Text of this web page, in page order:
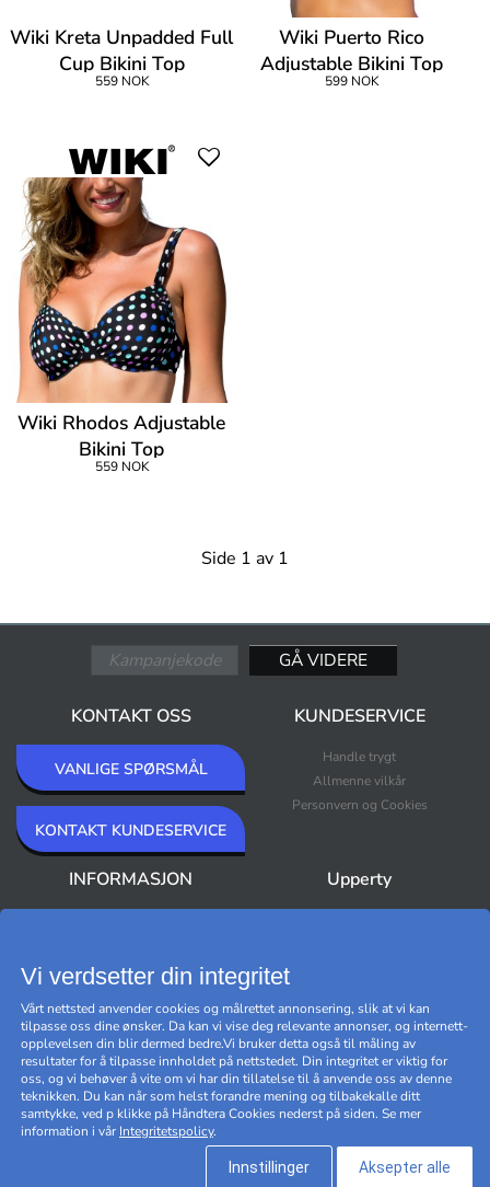
Wiki Kreta Unpadded Full
Cup Bikini Top
559 NOK
Wiki Puerto Rico
Adjustable Bikini Top
599 NOK
Wiki Rhodos Adjustable
Bikini Top
559 NOK
Side 1 av 1
KONTAKT OSS
VANLIGE SPØRSMÅL
KONTAKT KUNDESERVICE
KUNDESERVICE
Handle trygt
Allmenne vilkår
Personvern og Cookies
INFORMASJON Upperty
Black Friday
Håndtere cookies
Vi verdsetter din integritet
Vårt nettsted anvender cookies og målrettet annonsering, slik at vi kan
tilpasse oss dine ønsker. Da kan vi vise deg relevante annonser, og internett-
opplevelsen din blir dermed bedre.Vi bruker detta også til måling av
resultater for å tilpasse innholdet på nettstedet. Din integritet er viktig for
oss, og vi behøver å vite om vi har din tillatelse til å anvende oss av denne
teknikken. Du kan når som helst forandre mening og tilbakekalle ditt
samtykke, ved p klikke på Håndtera Cookies nederst på siden. Se mer
information i vårIntegritetspolicy.
Innstillinger Aksepter alle